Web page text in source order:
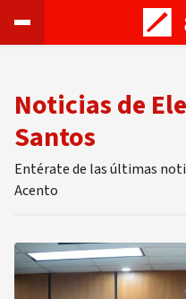
Noticias de
Santos
Entérate de las últimas
Acento